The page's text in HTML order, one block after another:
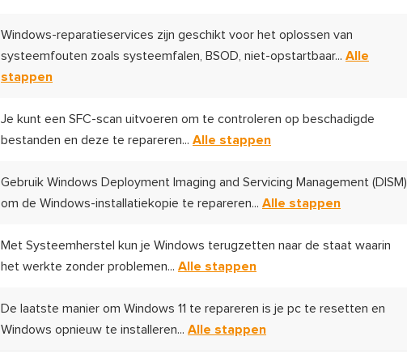
Windows-reparatieservices zijn geschikt voor het oplossen van
systeemfouten zoals systeemfalen, BSOD, niet-opstartbaar... Alle
stappen
Je kunt een SFC-scan uitvoeren om te controleren op beschadigde
bestanden en deze te repareren... Alle stappen
Gebruik Windows Deployment Imaging and Servicing Management (DISM)
om de Windows-installatiekopie te repareren... Alle stappen
Met Systeemherstel kun je Windows terugzetten naar de staat waarin
het werkte zonder problemen... Alle stappen
De laatste manier om Windows 11 te repareren is je pc te resetten en
Windows opnieuw te installeren... Alle stappen